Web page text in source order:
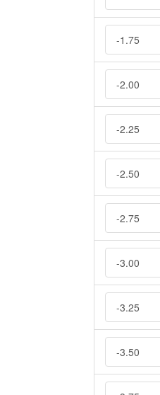
-1.75
-2.00
-2.25
-2.50
-2.75
-3.00
-3.25
-3.50